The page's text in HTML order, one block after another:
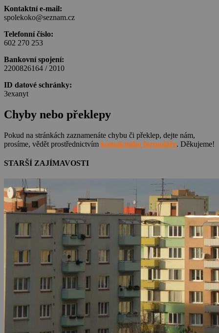
Kontaktní e-mail:
spolekoko@seznam.cz
Telefonní číslo:
602 270 253
Bankovní spojení:
2200826164 / 2010
ID datové schránky:
3exanyt
Chyby nebo překlepy
Pokud na stránkách zaznamenáte chybu či překlep, dejte nám,
prosíme, vědět prostřednictvím kontaktního formuláře. Děkujeme!
STARŠÍ ZAJÍMAVOSTI